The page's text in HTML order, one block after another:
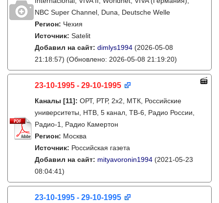
NBC Super Channel, Duna, Deutsche Welle
Регион: Чехия
Источник: Satelit
Добавил на сайт: dimlys1994 (2026-05-08
21:18:57) (Обновлено: 2026-05-08 21:19:20)
23-10-1995 - 29-10-1995
Каналы [11]: ОРТ, РТР, 2х2, МТК, Российские
университеты, НТВ, 5 канал, ТВ-6, Радио России,
Радио-1, Радио Камертон
Регион: Москва
Источник: Российская газета
Добавил на сайт: mityavoronin1994 (2021-05-23
08:04:41)
23-10-1995 - 29-10-1995